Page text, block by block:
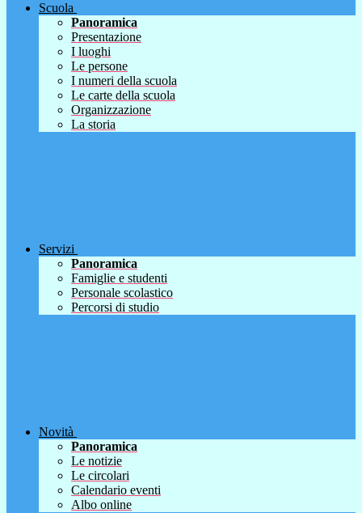
Scuola
Panoramica
Presentazione
I luoghi
Le persone
I numeri della scuola
Le carte della scuola
Organizzazione
La storia
Servizi
Panoramica
Famiglie e studenti
Personale scolastico
Percorsi di studio
Novità
Panoramica
Le notizie
Le circolari
Calendario eventi
Albo online